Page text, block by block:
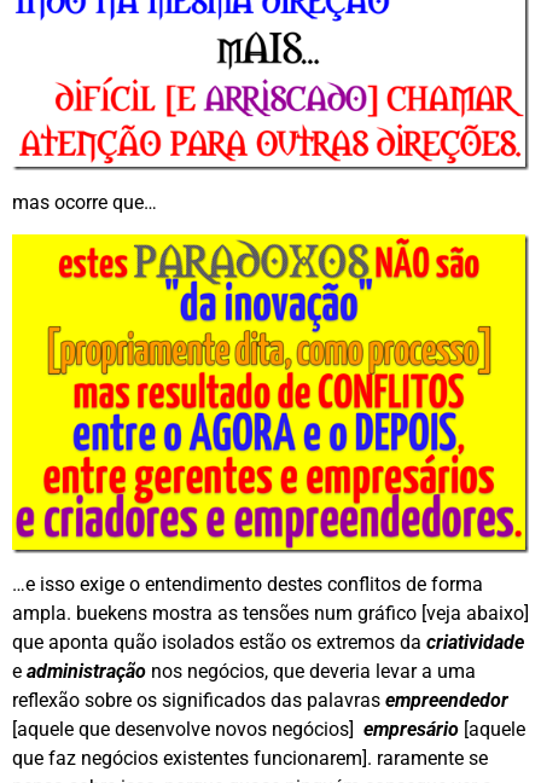
mas ocorre que…
…e isso exige o entendimento destes conflitos de forma
ampla. buekens mostra as tensões num gráfico [veja abaixo]
que aponta quão isolados estão os extremos da criatividade
e administração nos negócios, que deveria levar a uma
reflexão sobre os significados das palavras empreendedor
[aquele que desenvolve novos negócios] empresário [aquele
que faz negócios existentes funcionarem]. raramente se